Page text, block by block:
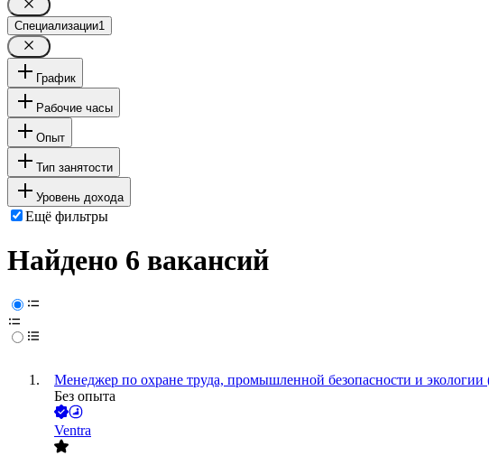
Специализации1
График
Рабочие часы
Опыт
Тип занятости
Уровень дохода
Ещё фильтры
Найдено 6 вакансий
Менеджер по охране труда, промышленной безопасности и экологии
Без опыта
Ventra